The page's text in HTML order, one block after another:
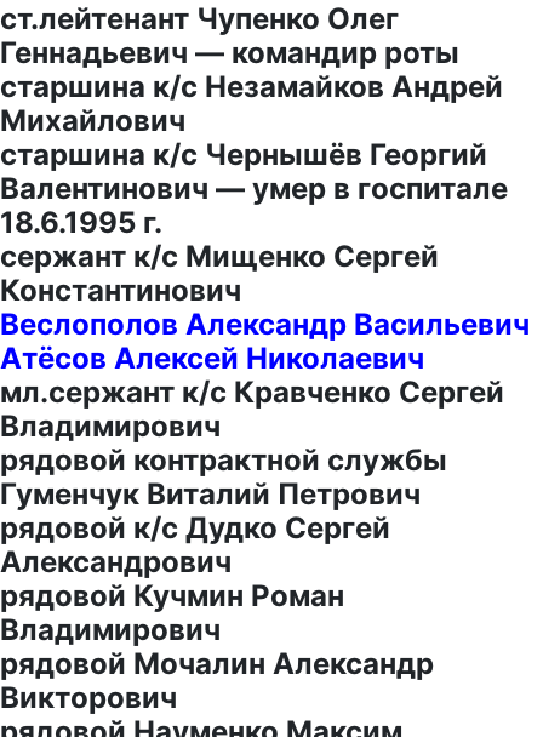
ст.лейтенант Чупенко Олег
Геннадьевич — командир роты
старшина к/с Незамайков Андрей
Михайлович
старшина к/с Чернышёв Георгий
Валентинович — умер в госпитале
18.6.1995 г.
сержант к/с Мищенко Сергей
Константинович
Веслополов Александр Васильевич
Атёсов Алексей Николаевич
мл.сержант к/с Кравченко Сергей
Владимирович
рядовой контрактной службы
Гуменчук Виталий Петрович
рядовой к/с Дудко Сергей
Александрович
рядовой Кучмин Роман
Владимирович
рядовой Мочалин Александр
Викторович